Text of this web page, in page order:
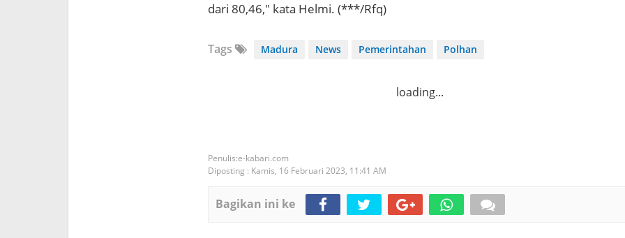
dari 80,46," kata Helmi. (***/Rfq)
Tags Madura News Pemerintahan Polhan
loading...
e-kabari.com
Diposting : Kamis, 16 Februari 2023, 11:41 AM
Bagikan ini ke